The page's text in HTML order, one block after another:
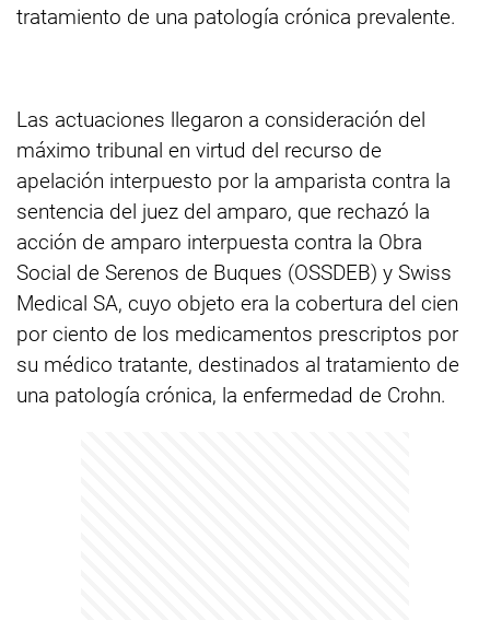
tratamiento de una patología crónica prevalente.
Las actuaciones llegaron a consideración del
máximo tribunal en virtud del recurso de
apelación interpuesto por la amparista contra la
sentencia del juez del amparo, que rechazó la
acción de amparo interpuesta contra la Obra
Social de Serenos de Buques (OSSDEB) y Swiss
Medical SA, cuyo objeto era la cobertura del cien
por ciento de los medicamentos prescriptos por
su médico tratante, destinados al tratamiento de
una patología crónica, la enfermedad de Crohn.